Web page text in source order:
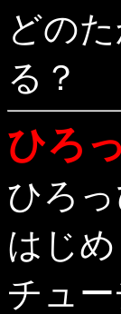
どの
る？
ひろ
ひろっ
はじ
チュー